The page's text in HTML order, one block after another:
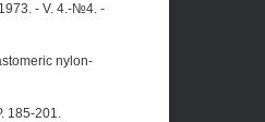
- V. 4.-№4. -
nylon-
185-201.